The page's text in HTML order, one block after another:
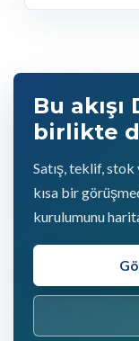
Bu
birlikte
Satış, teklif, stok
kısa bir
kurulumunu